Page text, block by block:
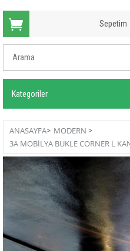
Sepetim
Kategoriler
ANASAYFA> MODERN >
3A MOBİLYA BUKLE CORNER L